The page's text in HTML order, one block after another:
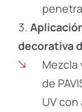
decorativa
Mezcla
de
UV con